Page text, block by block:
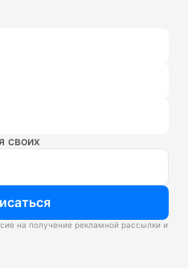
своих
на получение рекламной рассылки и